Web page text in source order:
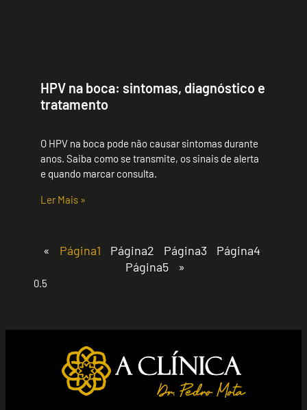
HPV na boca: sintomas, diagnóstico e
tratamento
O HPV na boca pode não causar sintomas durante
anos. Saiba como se transmite, os sinais de alerta
e quando marcar consulta.
Ler Mais »
« Página1 Página2 Página3 Página4
Página5 »